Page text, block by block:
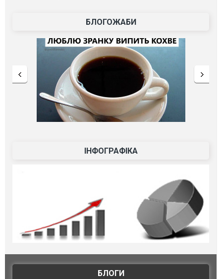
БЛОГОЖАБИ
ІНФОГРАФІКА
БЛОГИ